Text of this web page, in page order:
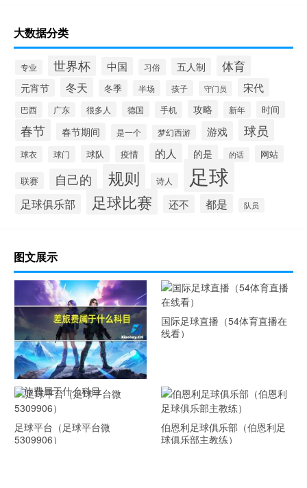
大数据分类
专业 世界杯 中国 习俗 五人制 体育
元宵节 冬天 冬季 半场 孩子 守门员 宋代
巴西 广东 很多人 德国 手机 攻略 新年 时间
春节 春节期间 是一个 梦幻西游 游戏 球员
球衣 球门 球队 疫情 的人 的是 的话 网站
联赛 自己的 规则 诗人 足球
足球俱乐部 足球比赛 还不 都是 队员
图文展示
差旅费属于什么科目
国际足球直播（54体育直播在
线看）
足球平台（足球平台微
5309906）
伯恩利足球俱乐部（伯恩利足
球俱乐部主教练）